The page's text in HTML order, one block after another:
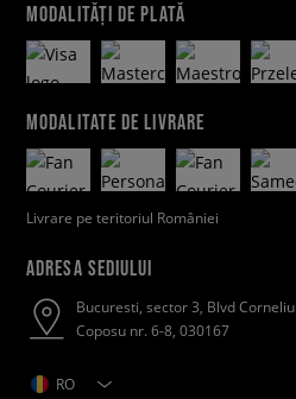
MODALITĂȚI DE PLATĂ
MODALITATE DE LIVRARE
Livrare pe teritoriul României
ADRESA SEDIULUI
Bucuresti, sector 3, Blvd Corneliu
Coposu nr. 6-8, 030167
RO